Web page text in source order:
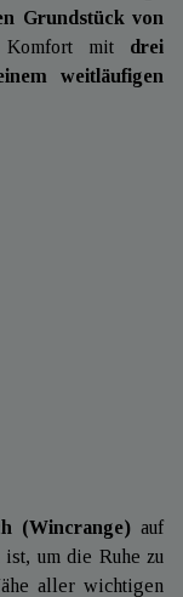
Grundstück von
Komfort mit drei
weitläufigen
(Wincrange) auf
um die Ruhe zu
aller wichtigen